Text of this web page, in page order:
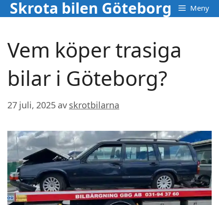
Hoppa
till
Skrota bilen Göteborg Meny
Vem köper trasiga
bilar i Göteborg?
27 juli, 2025 av skrotbilarna